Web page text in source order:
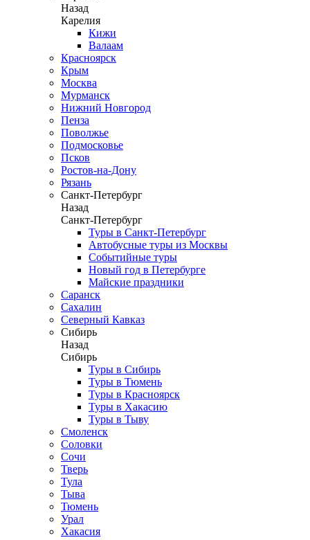
Назад
Карелия
Кижи
Валаам
Красноярск
Крым
Москва
Мурманск
Нижний Новгород
Пенза
Поволжье
Подмосковье
Псков
Ростов-на-Дону
Рязань
Санкт-Петербург
Назад
Санкт-Петербург
Туры в Санкт-Петербург
Автобусные туры из Москвы
Событийные туры
Новый год в Петербурге
Майские праздники
Саранск
Сахалин
Северный Кавказ
Сибирь
Назад
Сибирь
Туры в Сибирь
Туры в Тюмень
Туры в Красноярск
Туры в Хакасию
Туры в Тыву
Смоленск
Соловки
Сочи
Тверь
Тула
Тыва
Тюмень
Урал
Хакасия